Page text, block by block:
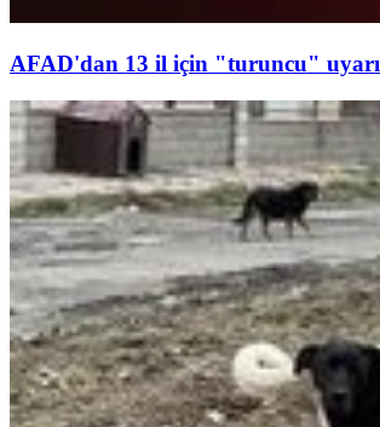
AFAD'dan 13 il için "turuncu" uyarı